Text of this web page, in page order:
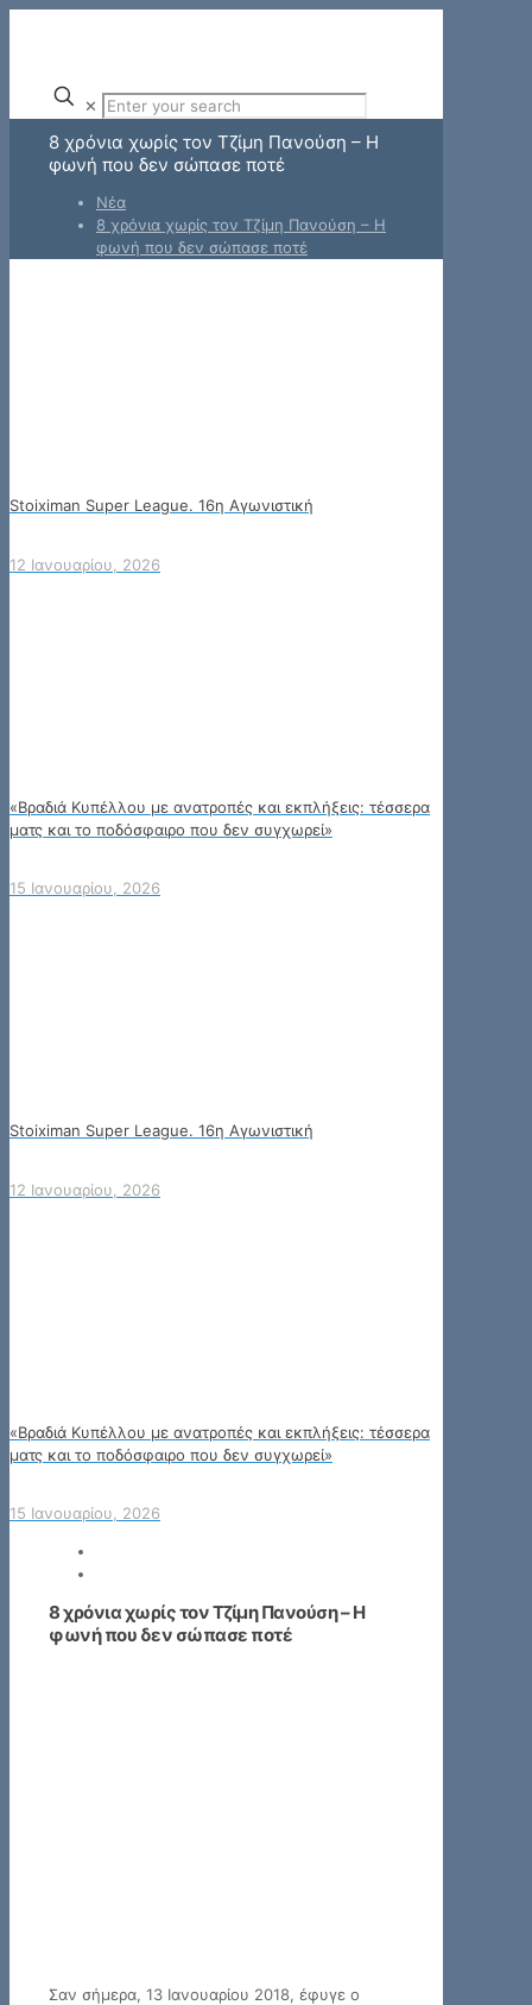
✕
8 χρόνια χωρίς τον Τζίμη Πανούση – Η
φωνή που δεν σώπασε ποτέ
Νέα
8 χρόνια χωρίς τον Τζίμη Πανούση – Η
φωνή που δεν σώπασε ποτέ
Stoiximan Super League. 16η Αγωνιστική
12 Ιανουαρίου, 2026
«Βραδιά Κυπέλλου με ανατροπές και εκπλήξεις: τέσσερα
ματς και το ποδόσφαιρο που δεν συγχωρεί»
15 Ιανουαρίου, 2026
Stoiximan Super League. 16η Αγωνιστική
12 Ιανουαρίου, 2026
«Βραδιά Κυπέλλου με ανατροπές και εκπλήξεις: τέσσερα
ματς και το ποδόσφαιρο που δεν συγχωρεί»
15 Ιανουαρίου, 2026
8 χρόνια χωρίς τον Τζίμη Πανούση – Η
φωνή που δεν σώπασε ποτέ
Σαν σήμερα, 13 Ιανουαρίου 2018, έφυγε ο